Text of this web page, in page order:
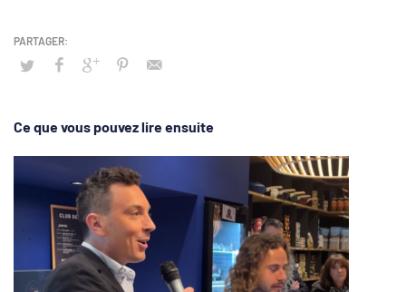
Ce que vous pouvez lire ensuite